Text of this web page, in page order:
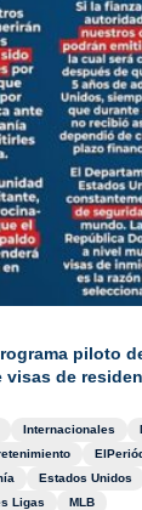
piloto
de
Internacionales
Estados Unidos
Ligas MLB